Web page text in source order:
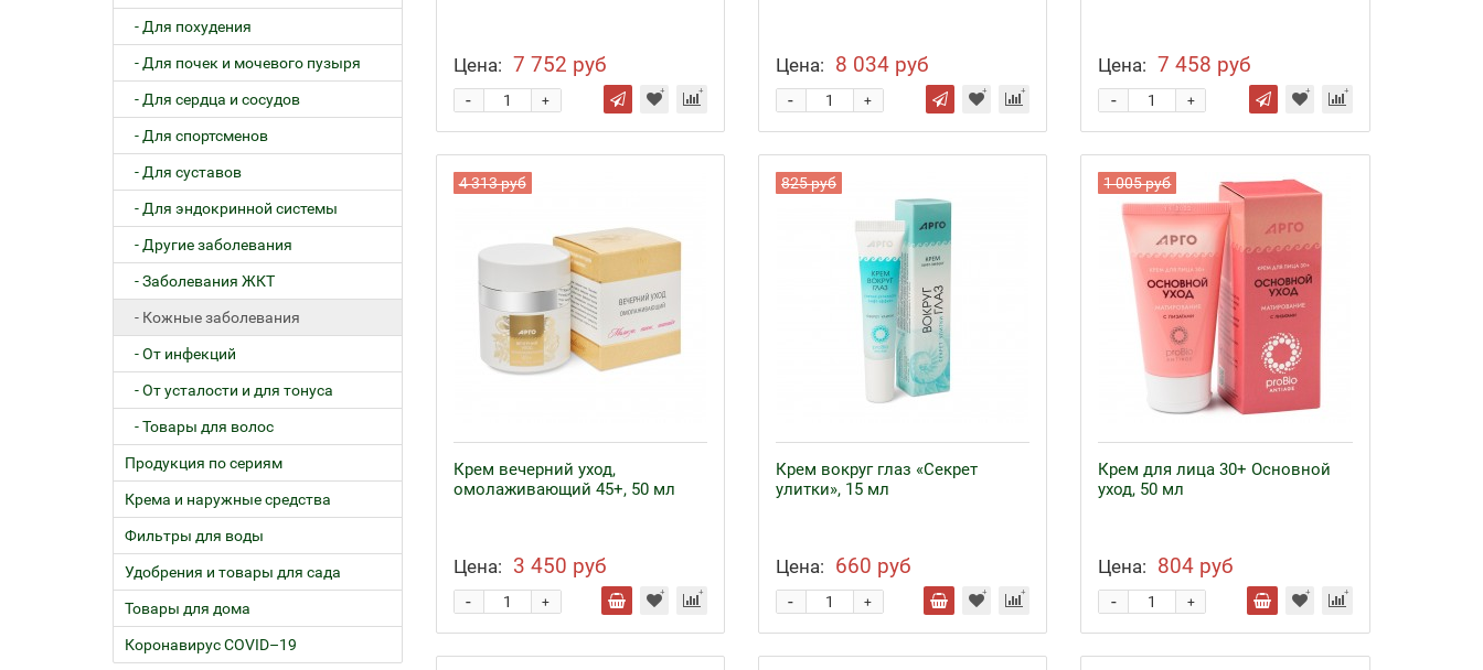
- Для похудения
- Для почек и мочевого пузыря
- Для сердца и сосудов
- Для спортсменов
- Для суставов
- Для эндокринной системы
- Другие заболевания
- Заболевания ЖКТ
- Кожные заболевания
- От инфекций
- От усталости и для тонуса
- Товары для волос
Продукция по сериям
Крема и наружные средства
Фильтры для воды
Удобрения и товары для сада
Товары для дома
Коронавирус COVID–19
Цена: 7 752 руб
+
-
Цена: 8 034 руб
+
-
Цена: 7 458 руб
+
-
4 313 руб
Крем вечерний уход,
омолаживающий 45+, 50 мл
Цена: 3 450 руб
+
-
825 руб
Крем вокруг глаз «Секрет
улитки», 15 мл
Цена: 660 руб
+
-
1 005 руб
Крем для лица 30+ Основной
уход, 50 мл
Цена: 804 руб
+
-